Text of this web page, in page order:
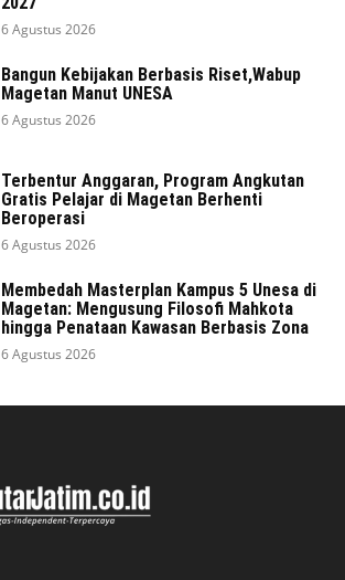
6 Agustus 2026
Bangun Kebijakan Berbasis Riset,Wabup
Magetan Manut UNESA
6 Agustus 2026
Terbentur Anggaran, Program Angkutan
Gratis Pelajar di Magetan Berhenti
Beroperasi
6 Agustus 2026
Membedah Masterplan Kampus 5 Unesa di
Magetan: Mengusung Filosofi Mahkota
hingga Penataan Kawasan Berbasis Zona
6 Agustus 2026